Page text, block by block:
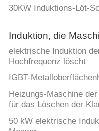
30KW Induktions-Löt-
Induktion, die
elektrische Induktion
Hochfrequenz löscht
IGBT-
Heizungs-Maschine
für das Löschen der
50 kW elektrische